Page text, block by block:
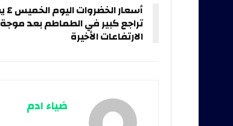
تراجع كبير في الطماطم بعد موجة
الارتفاعات الأخيرة
ضياء ادم